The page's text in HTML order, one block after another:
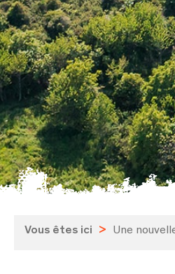
Vous êtes ici > Une